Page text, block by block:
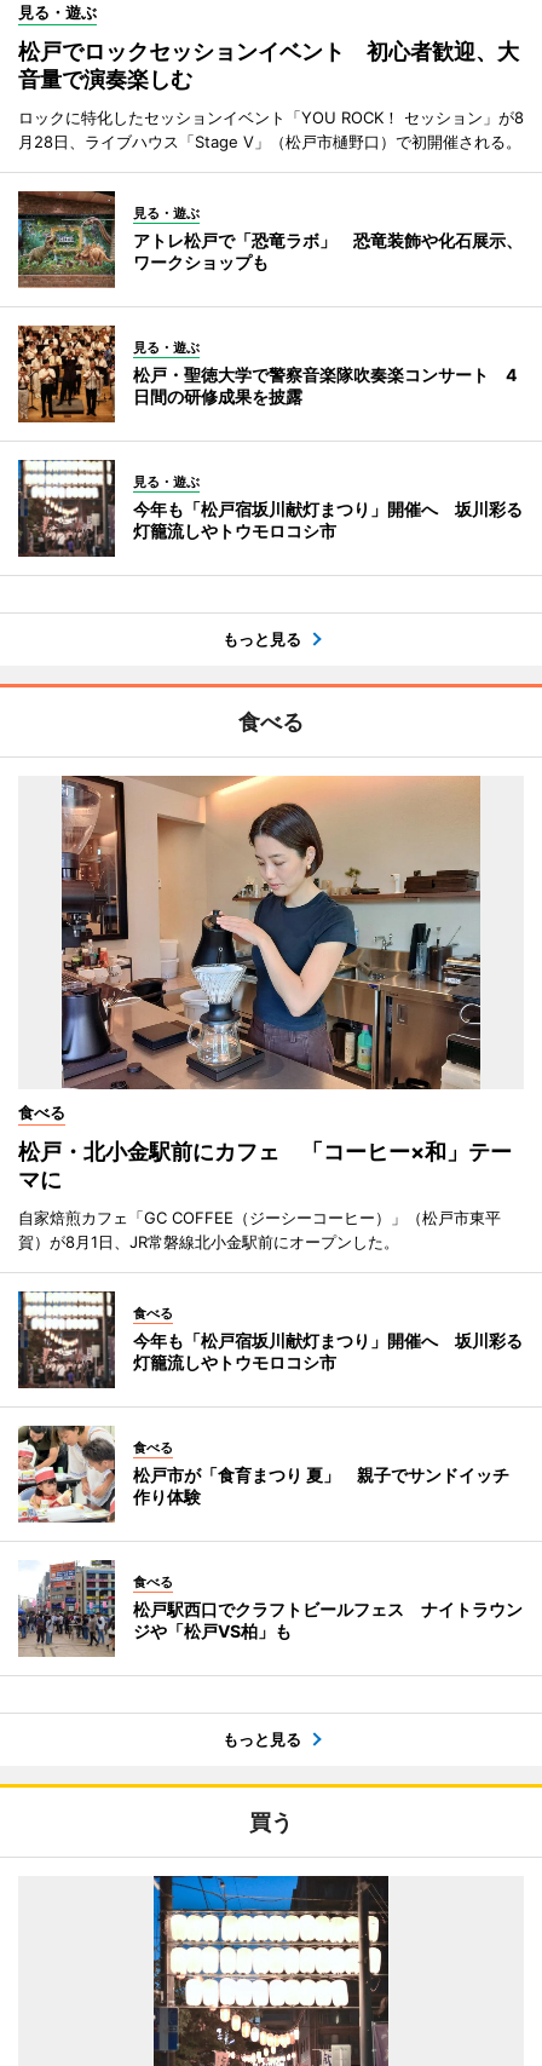
見る・遊ぶ
松戸でロックセッションイベント 初心者歓迎、大
音量で演奏楽しむ
ロックに特化したセッションイベント「YOU ROCK！ セッション」が8
月28日、ライブハウス「Stage V」（松戸市樋野口）で初開催される。
見る・遊ぶ
アトレ松戸で「恐竜ラボ」 恐竜装飾や化石展示、
ワークショップも
見る・遊ぶ
松戸・聖徳大学で警察音楽隊吹奏楽コンサート 4
日間の研修成果を披露
見る・遊ぶ
今年も「松戸宿坂川献灯まつり」開催へ 坂川彩る
灯籠流しやトウモロコシ市
もっと見る
食べる
食べる
松戸・北小金駅前にカフェ 「コーヒー×和」テー
マに
自家焙煎カフェ「GC COFFEE（ジーシーコーヒー）」（松戸市東平
賀）が8月1日、JR常磐線北小金駅前にオープンした。
食べる
今年も「松戸宿坂川献灯まつり」開催へ 坂川彩る
灯籠流しやトウモロコシ市
食べる
松戸市が「食育まつり 夏」 親子でサンドイッチ
作り体験
食べる
松戸駅西口でクラフトビールフェス ナイトラウン
ジや「松戸VS柏」も
もっと見る
買う